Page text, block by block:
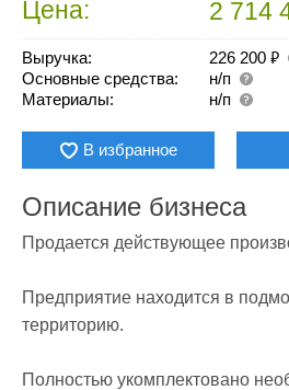
Цена: 2 714
Выручка: 226 200₽
Основные средства:
н/п
Материалы:
н/п
В избранное
Описание бизнеса
Продается действующее
Предприятие находится в
территорию.
Полностью укомплектовано